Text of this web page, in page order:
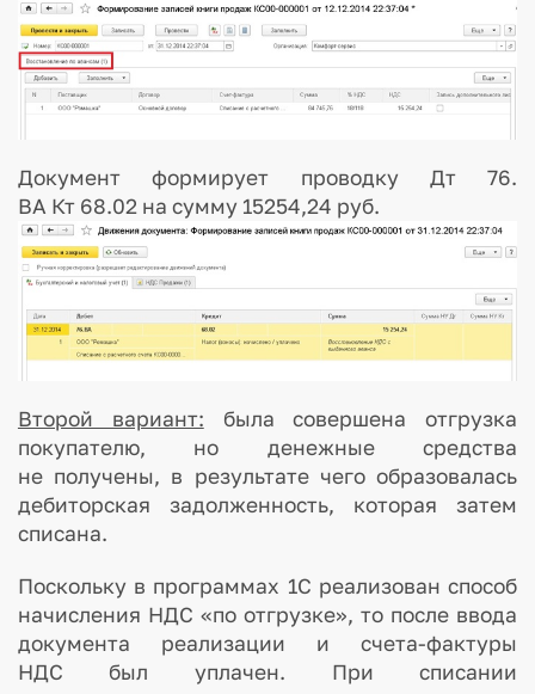
Документ формирует проводку Дт 76.
ВА Кт 68.02 на сумму 15254,24 руб.
Второй вариант: была совершена отгрузка
покупателю, но денежные средства
не получены, в результате чего образовалась
дебиторская задолженность, которая затем
списана.
Поскольку в программах 1С реализован способ
начисления НДС «по отгрузке», то после ввода
документа реализации и счета-фактуры
НДС был уплачен. При списании